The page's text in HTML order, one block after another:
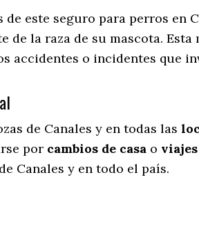
este seguro para perros en
de la raza de su mascota.
accidentes o incidentes que
de Canales y en todas las
por cambios de casa o
Canales y en todo el país.